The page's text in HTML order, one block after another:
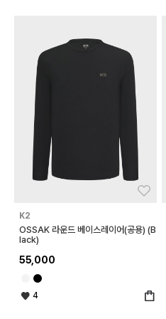
K2
OSSAK 라운드 베이스레이어(공용) (B
lack)
55,000
4